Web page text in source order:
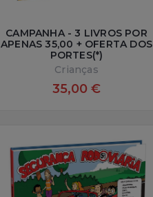
CAMPANHA - 3 LIVROS POR
APENAS 35,00 + OFERTA DOS
PORTES(*)
Crianças
35,00 €